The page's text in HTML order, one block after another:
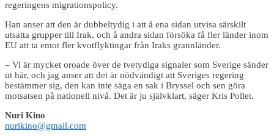
regeringens migrationspolicy.
Han anser att den är dubbeltydig i att å ena sidan utvisa särskilt
utsatta grupper till Irak, och å andra sidan försöka få fler länder inom
EU att ta emot fler kvotflyktingar från Iraks grannländer.
– Vi är mycket oroade över de tvetydiga signaler som Sverige sänder
ut här, och jag anser att det är nödvändigt att Sveriges regering
bestämmer sig, den kan inte säga en sak i Bryssel och sen göra
motsatsen på nationell nivå. Det är ju självklart, säger Kris Pollet.
Nuri Kino
nurikino@gmail.com